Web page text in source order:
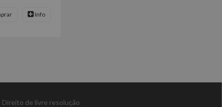
Info
Direito de livre resolução